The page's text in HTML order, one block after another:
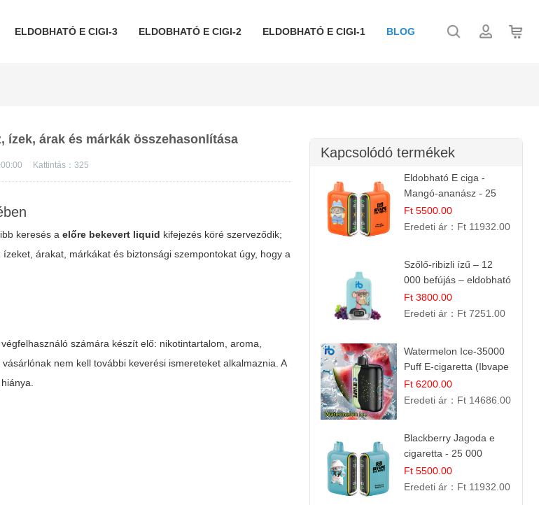
ELDOBHATÓ E CIGI-3 ELDOBHATÓ E CIGI-2 ELDOBHATÓ E CIGI-1 BLOG
árak és márkák összehasonlítása
Kattintás：325
keresés aelőre bekevert liquid kifejezés köré szerveződik;
árakat, márkákat és biztonsági szempontokat úgy, hogy a
számára készít elő: nikotintartalom, aroma,
nem kell további keverési ismereteket alkalmaznia. A
Kapcsolódó termékek
Eldobható E ciga -
Mangó-ananász - 25
000 befújás
Ft 5500.00
Eredeti ár： Ft 11932.00
Szőlő-ribizli ízű – 12
000 befújás – eldobható
e cigi
Ft 3800.00
Eredeti ár： Ft 7251.00
Watermelon Ice-35000
Puff E-cigaretta (Ibvape
Bar)
Ft 6200.00
Eredeti ár： Ft 14686.00
Blackberry Jagoda e
cigaretta - 25 000
szívás
Ft 5500.00
Eredeti ár： Ft 11932.00